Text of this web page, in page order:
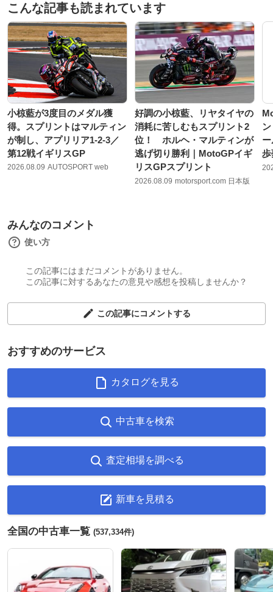
こんな記事も読まれています
小椋藍が3度目のメダル獲
得。スプリントはマルティン
が制し、アプリリア1-2-3／
第12戦イギリスGP
2026.08.09 AUTOSPORT web
好調の小椋藍、リヤタイヤの
消耗に苦しむもスプリント2
位！ ホルヘ・マルティンが
逃げ切り勝利｜MotoGPイギ
リスGPスプリント
2026.08.09 motorsport.com 日本版
歩
みんなのコメント
使い方
この記事にはまだコメントがありません。
この記事に対するあなたの意見や感想を投稿しませんか？
この記事にコメントする
おすすめのサービス
カタログを見る
中古車を検索
査定相場を調べる
新車を見積る
全国の中古車一覧 (537,334件)